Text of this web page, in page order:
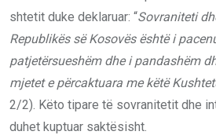
shtetit duke deklaruar: “Sovraniteti
Republikës së Kosovës është i
patjetërsueshëm dhe i pandashëm
mjetet e përcaktuara me këtë
2/2). Këto tipare të sovranitetit dhe
duhet kuptuar saktësisht.